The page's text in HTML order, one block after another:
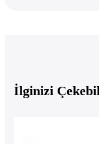
İlginizi